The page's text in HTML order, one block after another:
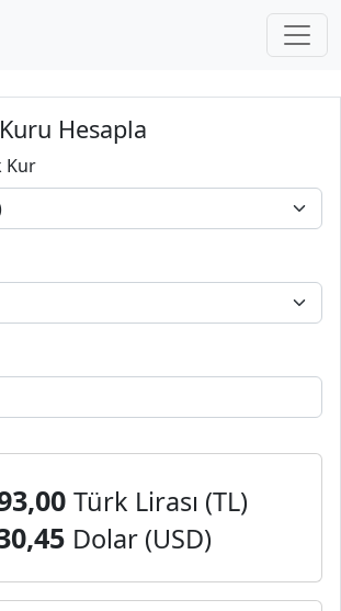
Hesapla
Kur
Türk Lirası (TL)
Dolar (USD)